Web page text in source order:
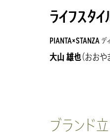
ライフスタ
PIANTA×STANZA デ
大山 雄也（おおや
ブランド